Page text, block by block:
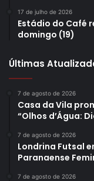
17 de julho de 2026
Estádio do Café
domingo (19)
Últimas
7 de agosto de 2026
Casa da Vila
“Olhos d’Água:
7 de agosto de 2026
Londrina Futsal
Paranaense
7 de agosto de 2026